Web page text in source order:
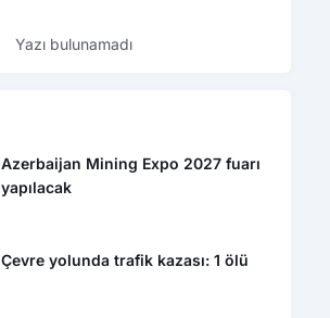
Yazı bulunamadı
Azerbaijan Mining Expo 2027 fuarı
yapılacak
Çevre yolunda trafik kazası: 1 ölü